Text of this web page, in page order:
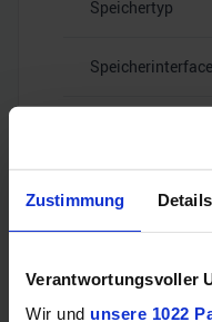
Zustimmung Details
Verantwortungsvoller
Wir und unsere 1022
Speichertyp
Speicherinterface